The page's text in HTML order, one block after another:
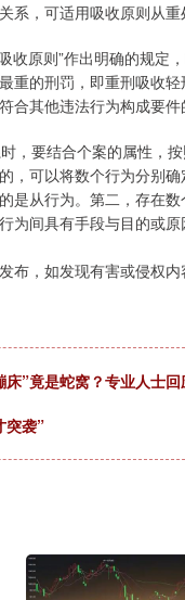
系，可适用吸收原则从
收原则”作出明确的规
重的刑罚，即重刑吸收
其他违法行为构成要件
，要结合个案的属性，
，可以将数个行为分别
是从行为。第二，存在
为间具有手段与目的或
，如发现有害或侵权内
”竟是蛇窝？专业人士回
突袭”